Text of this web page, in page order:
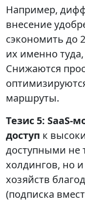
Например,
внесение
сэкономить до
их именно
Снижаются
маршруты.
Тезис 5: SaaS-
доступ к
доступными не
холдингов, но
хозяйств
(подписка